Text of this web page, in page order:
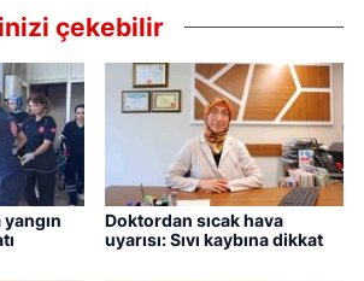
çekebilir
Doktordan sıcak hava
uyarısı: Sıvı kaybına dikkat